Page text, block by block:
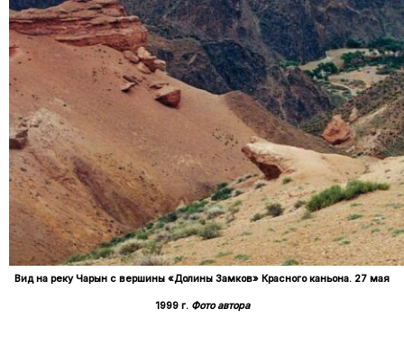
Вид на реку Чарын с вершины «Долины Замков» Красного каньона. 27 мая
1999 г. Фото автора